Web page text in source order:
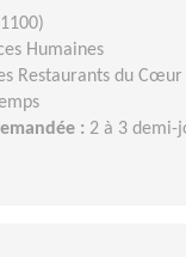
Humaines
Restaurants du
: 2 à 3 demi-